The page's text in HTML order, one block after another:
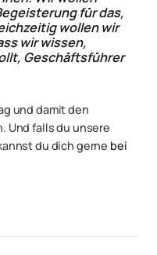
für das,
wollen wir
wir wissen,
Geschäftsführer
und damit den
Und falls du unsere
du dich gerne bei